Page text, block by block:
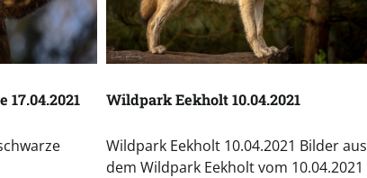
Wildpark Eekholt 10.04.2021
Wildpark Eekholt 10.04.2021 Bilder aus
dem Wildpark Eekholt vom 10.04.2021